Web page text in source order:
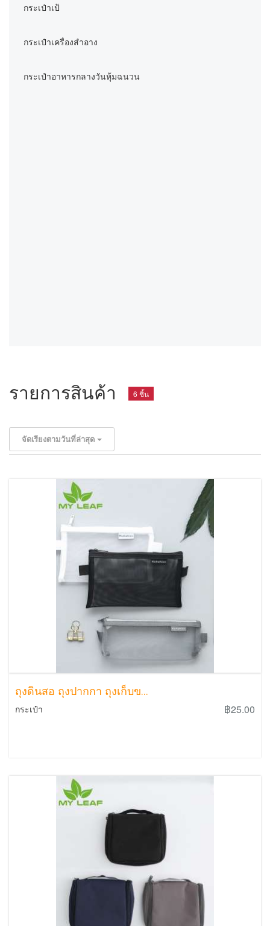
กระเป๋าเป้
กระเป๋าเครื่องสำอาง
กระเป๋าอาหารกลางวันหุ้มฉนวน
รายการสินค้า 6 ชิ้น
จัดเรียงตามวันที่ล่าสุด
ถุงดินสอ ถุงปากกา ถุงเก็บข...
กระเป๋า ฿25.00